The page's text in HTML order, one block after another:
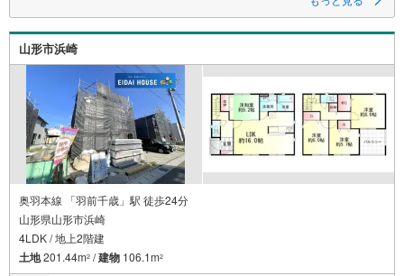
仙台市を中心に宮城県内の多数店舗で展開中！
こちらでは当社の強みを大きく2つに分けてご紹介！
1.
＜豊富な不動産知識＞
戸建・マンション・土地…と種別を問わず不動産を取り扱っております。
さらに教育施設や商業施設、子育て環境や行政などの地域情報を総合し、
お客様により良い物件選びをしていただけるよう、しっかりとサポートさ
せていただきます。
2.
＜経験豊富なスタッフ＞
当社では【購入】【売却】【引っ越し】【リフォーム】など住宅に関する
様々なご相談はもちろん、
ご購入時に気になる住宅ローンや各種税金についても、誠心誠意ご説明さ
せていただきます。
各店舗ではキッズスペースも完備！お子様連れのご家族皆様で、ぜひお越
しください。
営業時間:10:00～18:00（定休日:火・水曜日 ※店舗により変動あり）
現地のご案内も可能ですので、どうぞお気軽にお問い合わせください！
山形市浜崎
奥羽本線 「羽前千歳」駅 徒歩24分
山形県山形市浜崎
4LDK / 地上2階建
土地201.44m2 /建物 106.1m2